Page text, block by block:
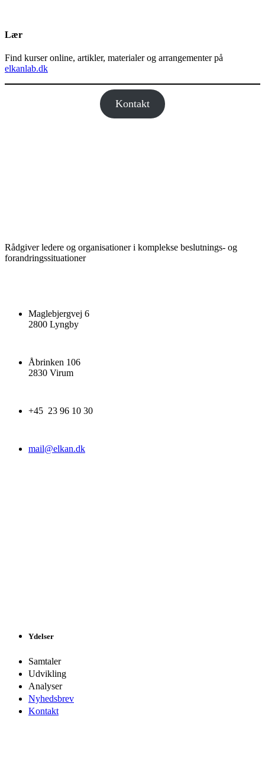
Lær
Find kurser online, artikler, materialer og arrangementer på
elkanlab.dk
Kontakt
Rådgiver ledere og organisationer i komplekse beslutnings- og
forandringssituationer
Maglebjergvej 6
2800 Lyngby
Åbrinken 106
2830 Virum
+45 23 96 10 30
mail@elkan.dk
Ydelser
Samtaler
Udvikling
Analyser
Nyhedsbrev
Kontakt